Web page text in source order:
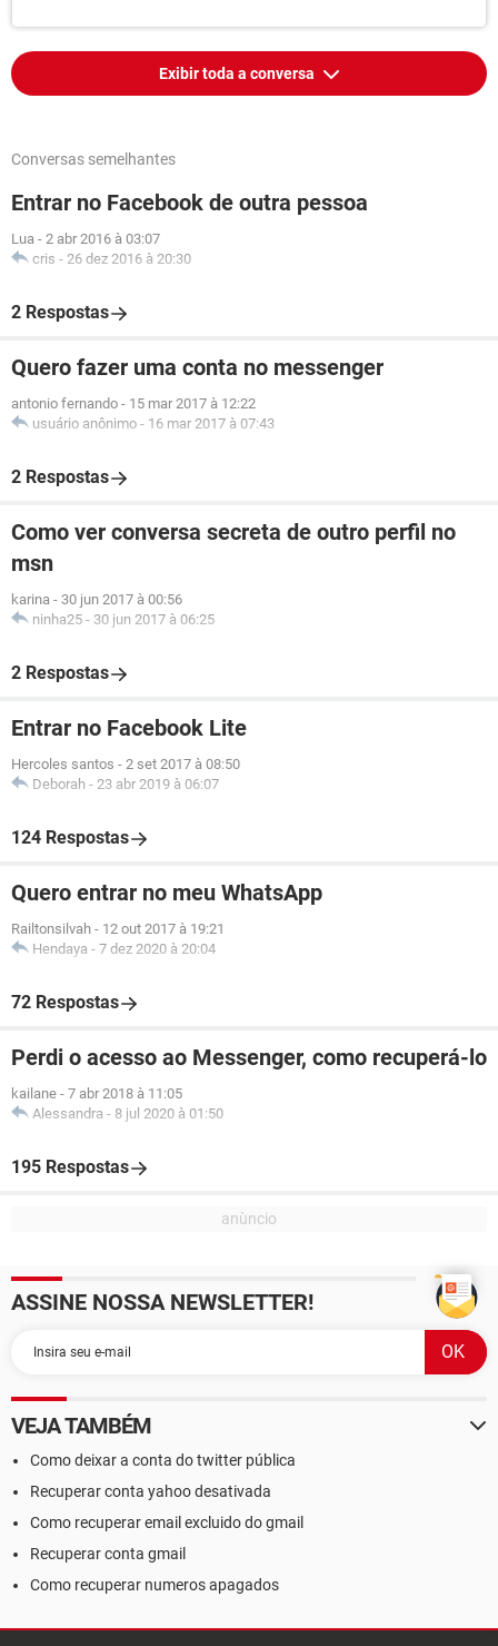
Exibir toda a conversa
Conversas semelhantes
Entrar no Facebook de outra pessoa
Lua - 2 abr 2016 à 03:07
cris - 26 dez 2016 à 20:30
2 Respostas
Quero fazer uma conta no messenger
antonio fernando - 15 mar 2017 à 12:22
usuário anônimo - 16 mar 2017 à 07:43
2 Respostas
Como ver conversa secreta de outro perfil no
msn
karina - 30 jun 2017 à 00:56
ninha25 - 30 jun 2017 à 06:25
2 Respostas
Entrar no Facebook Lite
Hercoles santos - 2 set 2017 à 08:50
Deborah - 23 abr 2019 à 06:07
124 Respostas
Quero entrar no meu WhatsApp
Railtonsilvah - 12 out 2017 à 19:21
Hendaya - 7 dez 2020 à 20:04
72 Respostas
Perdi o acesso ao Messenger, como recuperá-lo
kailane - 7 abr 2018 à 11:05
Alessandra - 8 jul 2020 à 01:50
195 Respostas
ASSINE NOSSA NEWSLETTER!
VEJA TAMBÉM
Como deixar a conta do twitter pública
Recuperar conta yahoo desativada
Como recuperar email excluido do gmail
Recuperar conta gmail
Como recuperar numeros apagados